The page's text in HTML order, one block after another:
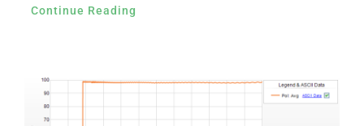
Continue Reading